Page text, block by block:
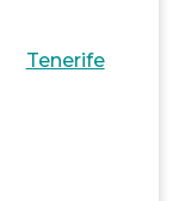
Tenerife